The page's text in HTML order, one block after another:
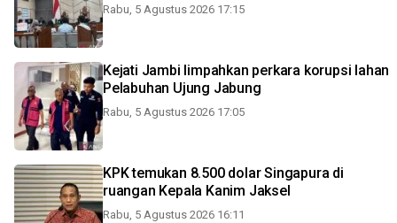
Rabu, 5 Agustus 2026 17:15
Kejati Jambi limpahkan perkara korupsi lahan
Pelabuhan Ujung Jabung
Rabu, 5 Agustus 2026 17:05
KPK temukan 8.500 dolar Singapura di
ruangan Kepala Kanim Jaksel
Rabu, 5 Agustus 2026 16:11